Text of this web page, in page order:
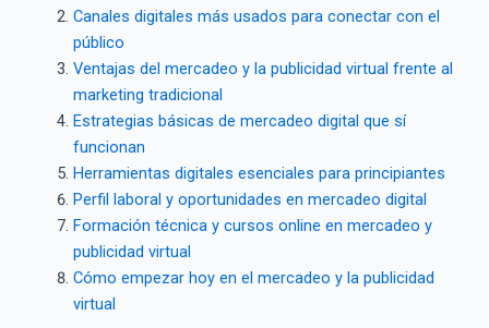
Canales digitales más usados para conectar con el
público
Ventajas del mercadeo y la publicidad virtual frente al
marketing tradicional
Estrategias básicas de mercadeo digital que sí
funcionan
Herramientas digitales esenciales para principiantes
Perfil laboral y oportunidades en mercadeo digital
Formación técnica y cursos online en mercadeo y
publicidad virtual
Cómo empezar hoy en el mercadeo y la publicidad
virtual